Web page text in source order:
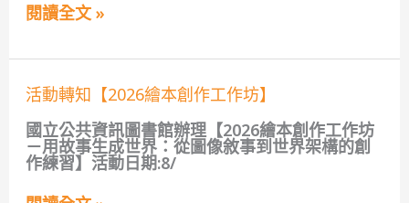
度
校
刊
出
囉！
閱讀全文 »
活動轉知【2026繪本創作工作坊】
國立公共資訊圖書館辦理【2026繪本創作工作坊
－用故事生成世界：從圖像敘事到世界架構的創
作練習】活動日期:8/
活
動
轉
知
【2026
繪
本